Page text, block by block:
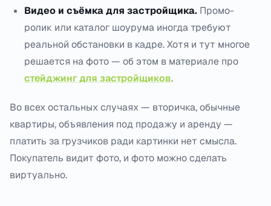
Видео и съёмка для застройщика. Промо-
ролик или каталог шоурума иногда требуют
реальной обстановки в кадре. Хотя и тут многое
решается на фото — об этом в материале про
стейджинг для застройщиков.
Во всех остальных случаях — вторичка, обычные
квартиры, объявления под продажу и аренду —
платить за грузчиков ради картинки нет смысла.
Покупатель видит фото, и фото можно сделать
виртуально.